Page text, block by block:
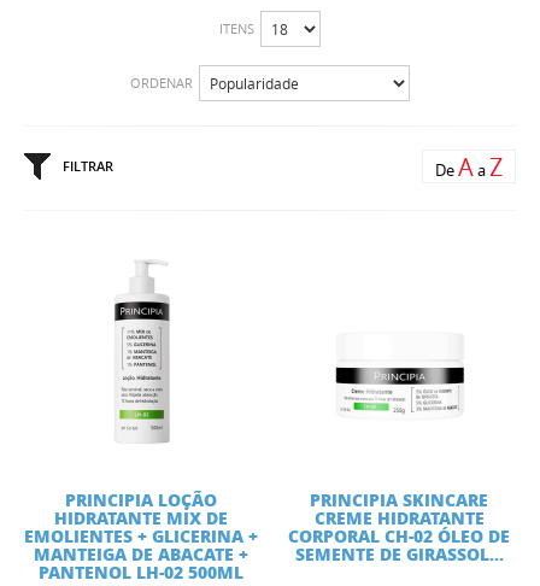
ITENS
ORDENAR
FILTRAR DeAaZ
PRINCIPIA LOÇÃO
HIDRATANTE MIX DE
EMOLIENTES + GLICERINA +
MANTEIGA DE ABACATE +
PANTENOL LH-02 500ML
PRINCIPIA SKINCARE
CREME HIDRATANTE
CORPORAL CH-02 ÓLEO DE
SEMENTE DE GIRASSOL...